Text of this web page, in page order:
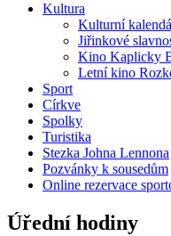
Kultura
Kulturní
Jiřinkové
Kino Kaplicky
Letní kino
Sport
Církve
Spolky
Turistika
Stezka Johna Lennona
Pozvánky k sousedům
Online rezervace
Úřední hodiny